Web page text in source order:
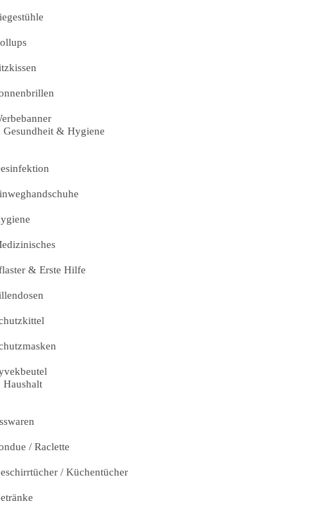
Gesundheit & Hygiene
& Erste Hilfe
Haushalt
/ Raclette
/ Küchentücher